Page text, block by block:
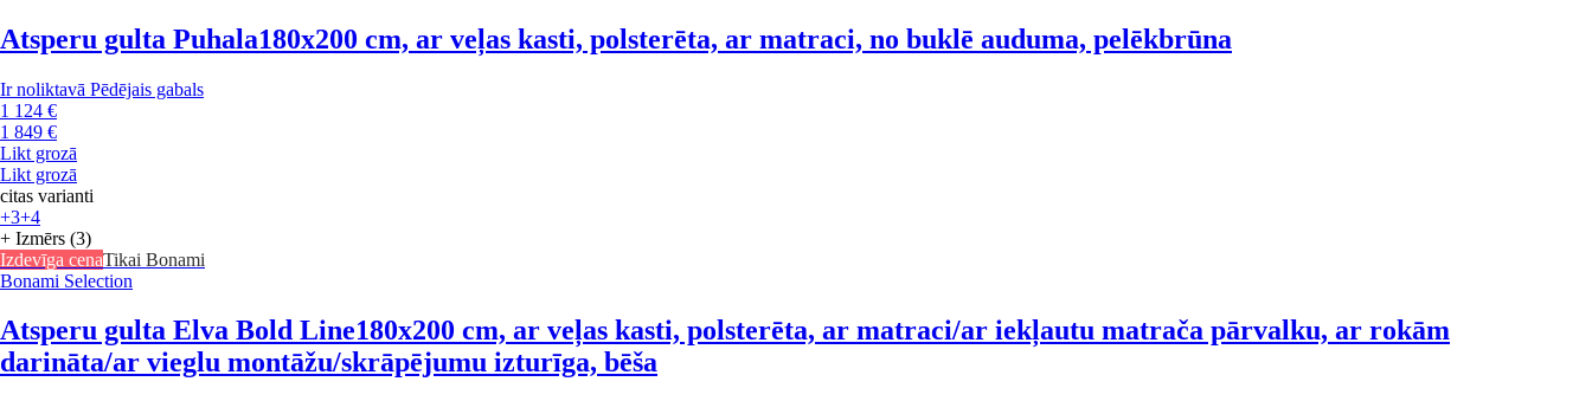
Atsperu gulta Puhala180x200 cm, ar veļas kasti, polsterēta, ar matraci, no buklē auduma, pelēkbrūna
Ir noliktavā Pēdējais gabals
1 124 €
1 849 €
Likt grozā
Likt grozā
citas varianti
+3+4
+ Izmērs (3)
Izdevīga cenaTikai Bonami
Bonami Selection
Atsperu gulta Elva Bold Line180x200 cm, ar veļas kasti, polsterēta, ar matraci/ar iekļautu matrača pārvalku, ar rokām
darināta/ar vieglu montāžu/skrāpējumu izturīga, bēša